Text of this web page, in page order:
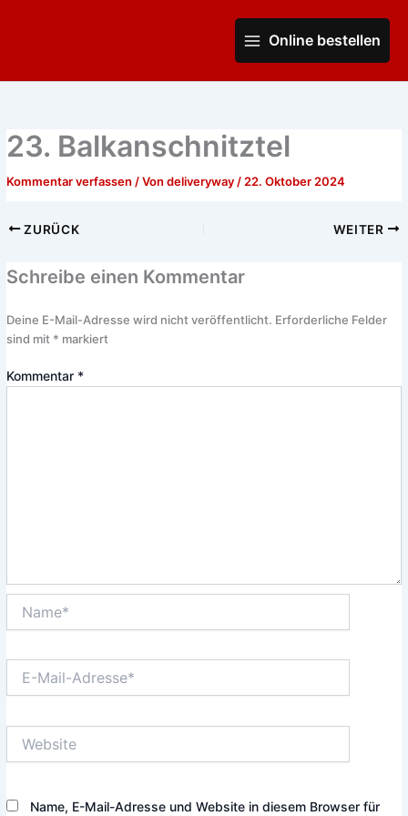
Main
MenuOnline bestellen
23. Balkanschnitztel
Kommentar verfassen / Vondeliveryway / 22. Oktober 2024
ZURÜCK WEITER
Schreibe einen Kommentar
Deine E-Mail-Adresse wird nicht veröffentlicht. Erforderliche Felder
sind mit * markiert
Kommentar *
Mail-
Name, E-Mail-Adresse und Website in diesem Browser für